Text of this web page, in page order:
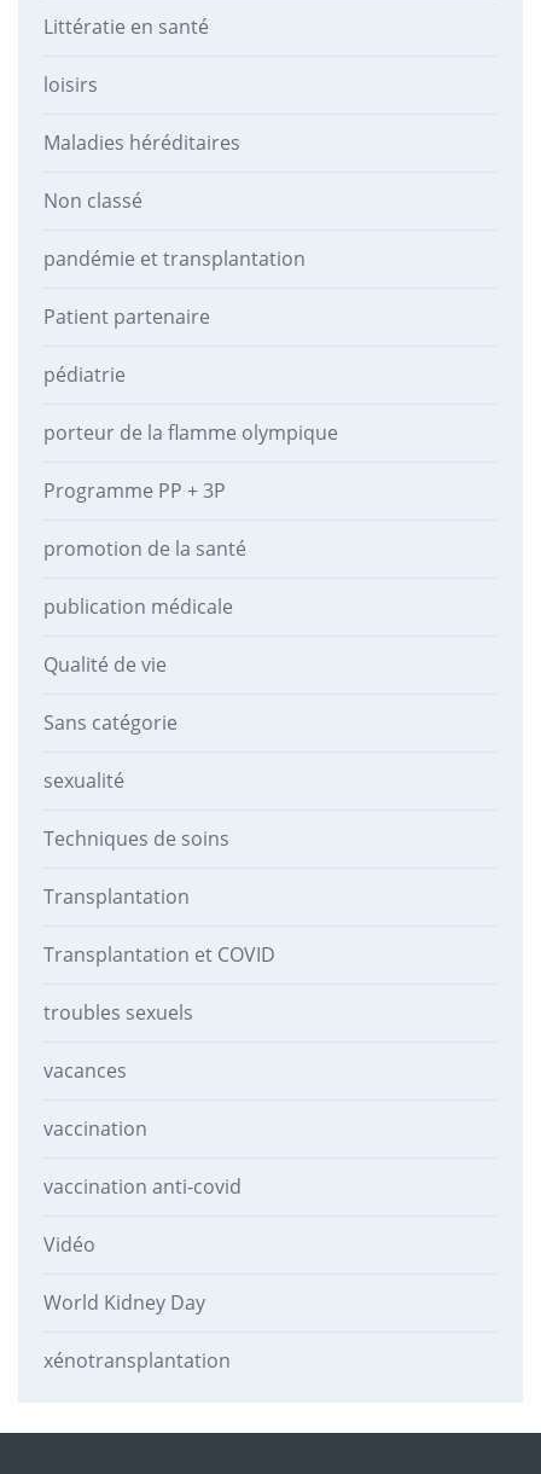
Littératie en santé
loisirs
Maladies héréditaires
Non classé
pandémie et transplantation
Patient partenaire
pédiatrie
porteur de la flamme olympique
Programme PP + 3P
promotion de la santé
publication médicale
Qualité de vie
Sans catégorie
sexualité
Techniques de soins
Transplantation
Transplantation et COVID
troubles sexuels
vacances
vaccination
vaccination anti-covid
Vidéo
World Kidney Day
xénotransplantation